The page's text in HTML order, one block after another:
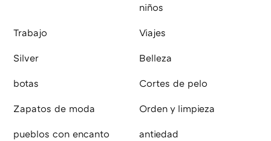
niños
Trabajo Viajes
Silver Belleza
botas Cortes de pelo
Zapatos de moda Orden y limpieza
pueblos con encanto antiedad